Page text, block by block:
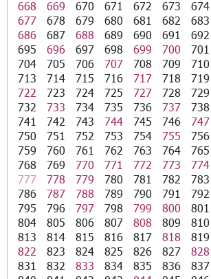
668
669 670 671 672 673 674
677
678 679 680 681 682 683
686
687 688 689 690 691 692
695
696 697 698 699 700 701
704
705 706 707 708 709 710
713
714 715 716 717 718 719
722
723 724 725 727 728 729
732
733 734 735 736 737 738
741
742 743 744 745 746 747
750
751 752 753 754 755 756
759
760 761 762 763 764 765
768
769 770 771 772 773 774
777
778 779 780 781 782 783
786
787 788 789 790 791 792
795
796 797 798 799 800 801
804
805 806 807 808 809 810
813
814 815 816 817 818 819
822
823 824 825 826 827 828
831
832 833 834 835 836 837